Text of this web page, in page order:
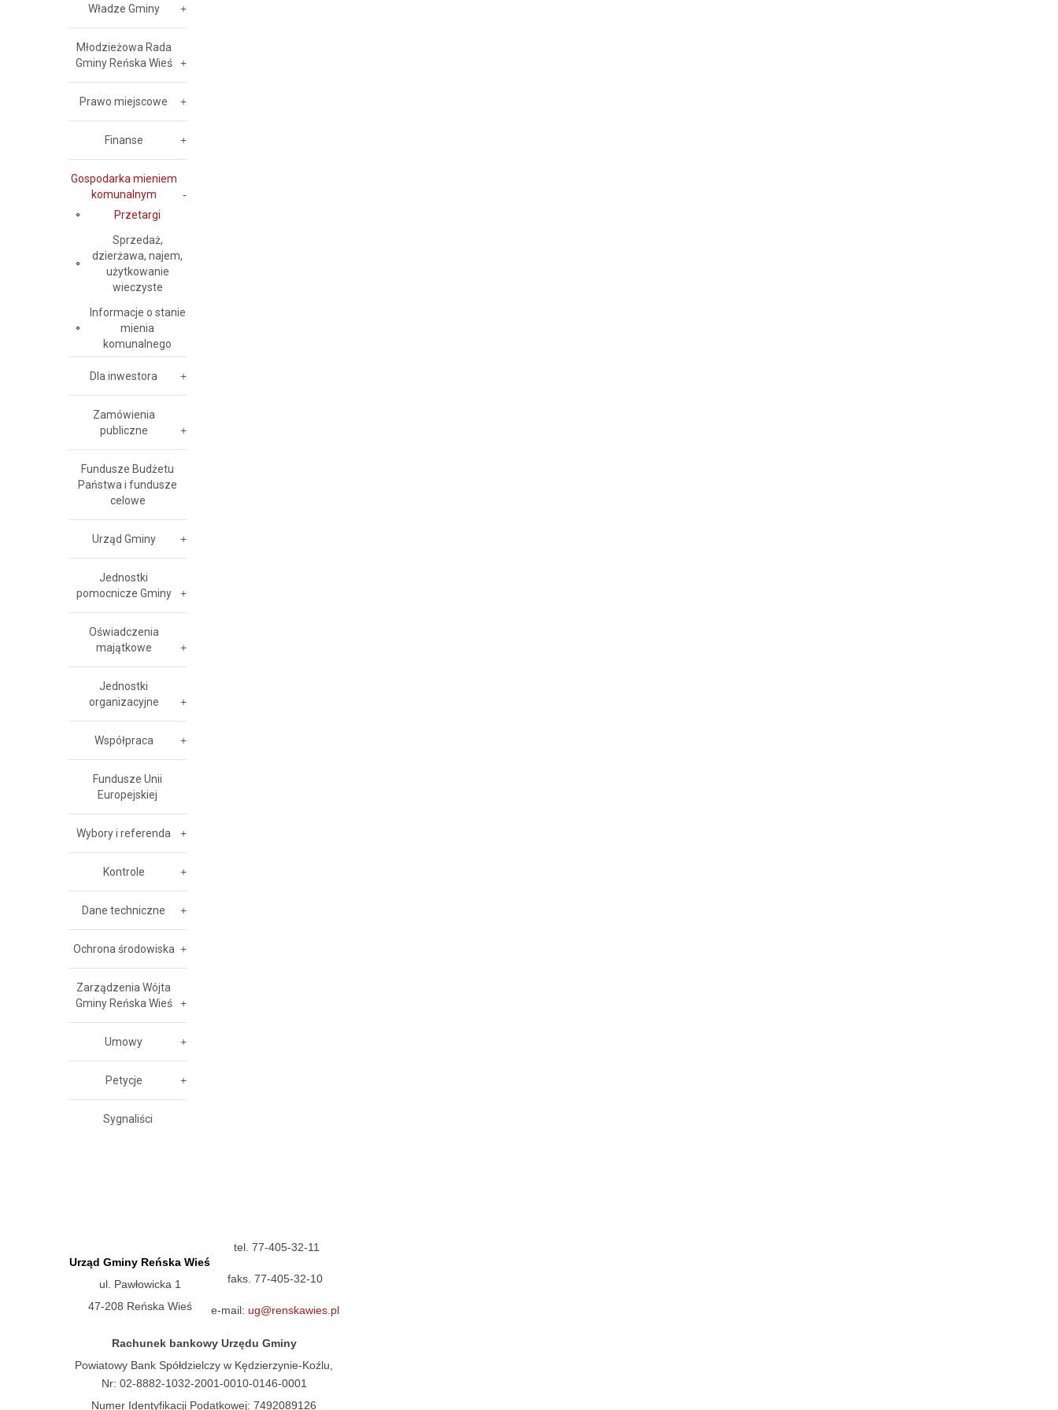
Władze Gminy
Młodzieżowa Rada
Gminy Reńska Wieś
Prawo miejscowe
Finanse
Gospodarka mieniem
komunalnym
Przetargi
Sprzedaż,
dzierżawa, najem,
użytkowanie
wieczyste
Informacje o stanie
mienia
komunalnego
Dla inwestora
Zamówienia
publiczne
Fundusze Budżetu
Państwa i fundusze
celowe
Urząd Gminy
Jednostki
pomocnicze Gminy
Oświadczenia
majątkowe
Jednostki
organizacyjne
Współpraca
Fundusze Unii
Europejskiej
Wybory i referenda
Kontrole
Dane techniczne
Ochrona środowiska
Zarządzenia Wójta
Gminy Reńska Wieś
Umowy
Petycje
Sygnaliści
Urząd Gminy Reńska Wieś
ul. Pawłowicka 1
47-208 Reńska Wieś
tel. 77-405-32-11
faks. 77-405-32-10
e-mail: ug@renskawies.pl
Rachunek bankowy Urzędu Gminy
Powiatowy Bank Spółdzielczy w Kędzierzynie-Koźlu,
Nr: 02-8882-1032-2001-0010-0146-0001
Numer Identyfikacji Podatkowej: 7492089126